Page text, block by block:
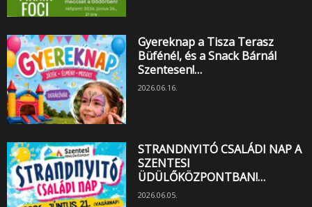
Gyereknap a Tisza Terasz
Büfénél, és a Snack Bárnál
Szentesen!…
2026.06.16.
STRANDNYITÓ CSALÁDI NAP A
SZENTESI
ÜDÜLŐKÖZPONTBAN!…
2026.06.05.